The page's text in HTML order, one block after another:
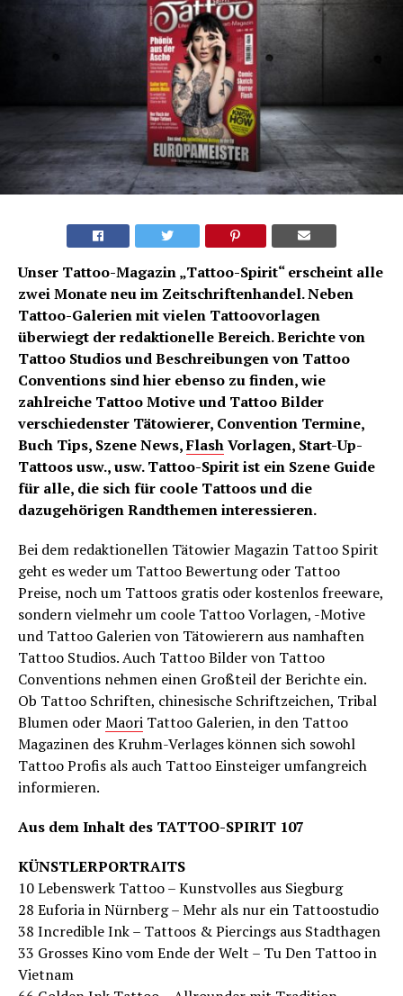
Unser Tattoo-Magazin „Tattoo-Spirit“ erscheint alle
zwei Monate neu im Zeitschriftenhandel. Neben
Tattoo-Galerien mit vielen Tattoovorlagen
überwiegt der redaktionelle Bereich. Berichte von
Tattoo Studios und Beschreibungen von Tattoo
Conventions sind hier ebenso zu finden, wie
zahlreiche Tattoo Motive und Tattoo Bilder
verschiedenster Tätowierer, Convention Termine,
Buch Tips, Szene News,FlashVorlagen, Start-Up-
Tattoos usw., usw. Tattoo-Spirit ist ein Szene Guide
für alle, die sich für coole Tattoos und die
dazugehörigen Randthemen interessieren.
Bei dem redaktionellen Tätowier Magazin Tattoo Spirit
geht es weder um Tattoo Bewertung oder Tattoo
Preise, noch um Tattoos gratis oder kostenlos freeware,
sondern vielmehr um coole Tattoo Vorlagen, -Motive
und Tattoo Galerien von Tätowierern aus namhaften
Tattoo Studios. Auch Tattoo Bilder von Tattoo
Conventions nehmen einen Großteil der Berichte ein.
Ob Tattoo Schriften, chinesische Schriftzeichen, Tribal
Blumen oderMaori Tattoo Galerien, in den Tattoo
Magazinen des Kruhm-Verlages können sich sowohl
Tattoo Profis als auch Tattoo Einsteiger umfangreich
informieren.
Aus dem Inhalt des TATTOO-SPIRIT 107
KÜNSTLERPORTRAITS
10 Lebenswerk Tattoo – Kunstvolles aus Siegburg
28 Euforia in Nürnberg – Mehr als nur ein Tattoostudio
38 Incredible Ink – Tattoos & Piercings aus Stadthagen
33 Grosses Kino vom Ende der Welt – Tu Den Tattoo in
Vietnam